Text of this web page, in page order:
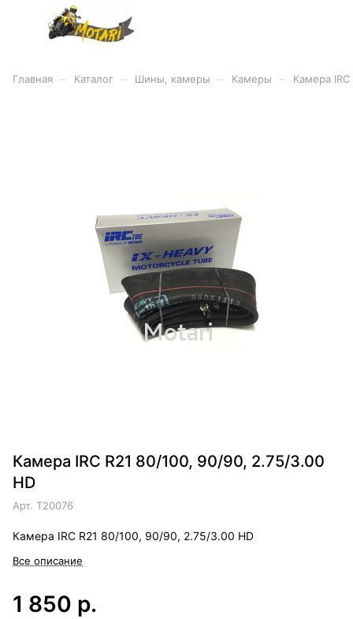
Главная Каталог Шины, камеры Камеры Камера
Камера IRC R21 80/100, 90/90, 2.75/3.00
HD
Арт. T20076
Камера IRC R21 80/100, 90/90, 2.75/3.00 HD
Все описание
1 850 р.